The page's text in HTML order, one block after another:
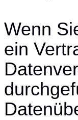
Wenn
ein